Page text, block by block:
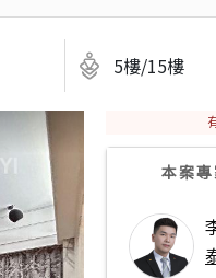
5樓/15樓
本案專